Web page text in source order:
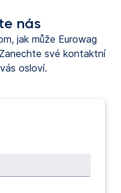
nás
jak může Eurowag
své kontaktní
osloví.